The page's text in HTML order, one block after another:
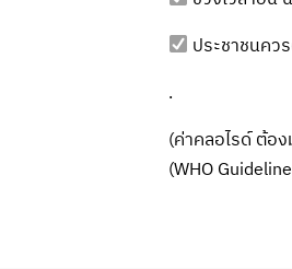
ประชาชนค
.
(ค่าคลอไรด์ ต้อ
(WHO